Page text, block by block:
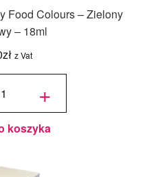
Food Colours – Zielony
– 18ml
zł z Vat
+
koszyka